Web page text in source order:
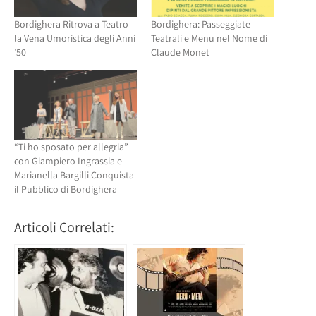
Bordighera Ritrova a Teatro
la Vena Umoristica degli Anni
’50
Bordighera: Passeggiate
Teatrali e Menu nel Nome di
Claude Monet
“Ti ho sposato per allegria”
con Giampiero Ingrassia e
Marianella Bargilli Conquista
il Pubblico di Bordighera
Articoli Correlati: